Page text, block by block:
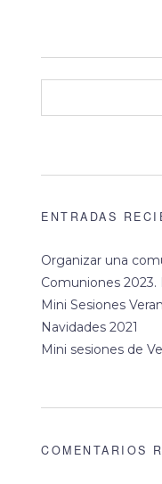
ENTRADAS
Organizar una
Comuniones 2023.
Mini Sesiones
Navidades 2021
Mini sesiones de
COMENTARIOS